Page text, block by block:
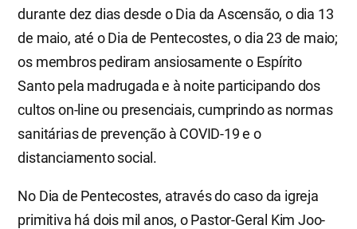
durante dez dias desde o Dia da Ascensão, o dia 13
de maio, até o Dia de Pentecostes, o dia 23 de maio;
os membros pediram ansiosamente o Espírito
Santo pela madrugada e à noite participando dos
cultos on-line ou presenciais, cumprindo as normas
sanitárias de prevenção à COVID-19 e o
distanciamento social.
No Dia de Pentecostes, através do caso da igreja
primitiva há dois mil anos, o Pastor-Geral Kim Joo-